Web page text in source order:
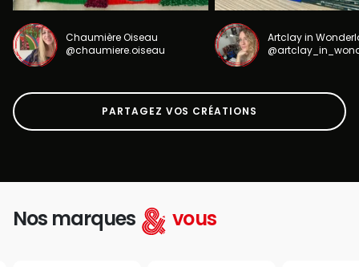
Chaumière Oiseau
@chaumiere.oiseau
Artclay in
PARTAGEZ VOS CRÉATIONS
Nos marques vous